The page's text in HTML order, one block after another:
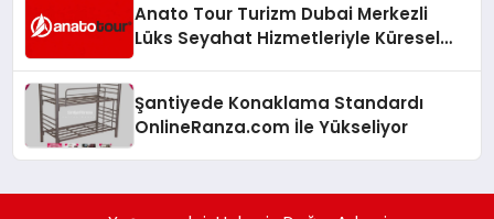
Anato Tour Turizm Dubai Merkezli
Lüks Seyahat Hizmetleriyle Küresel
Şantiyede Konaklama Standardı
OnlineRanza.com İle Yükseliyor